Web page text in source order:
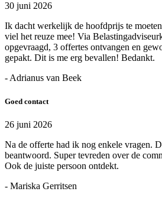
30 juni 2026
Ik dacht werkelijk de hoofdprijs te
viel het reuze mee! Via
opgevraagd, 3 offertes ontvangen en
gepakt. Dit is me erg bevallen! Bedankt.
- Adrianus van Beek
Goed contact
26 juni 2026
Na de offerte had ik nog enkele vragen.
beantwoord. Super tevreden over de
Ook de juiste persoon ontdekt.
- Mariska Gerritsen